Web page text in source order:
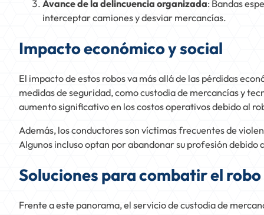
Avance de la delincuencia organizada: Bandas
interceptar camiones y desviar mercancías.
Impacto económico y social
El impacto de estos robos va más allá de las pérdidas
medidas de seguridad, como custodia de mercancías y
aumento significativo en los costos operativos debido al
Además, los conductores son víctimas frecuentes de
Algunos incluso optan por abandonar su profesión debido
Soluciones para combatir el
Frente a este panorama, el servicio de custodia de